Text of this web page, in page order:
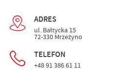
ADRES
ul. Bałtycka 15
72-330 Mrzeżyno
TELEFON
+48 91 386 61 11